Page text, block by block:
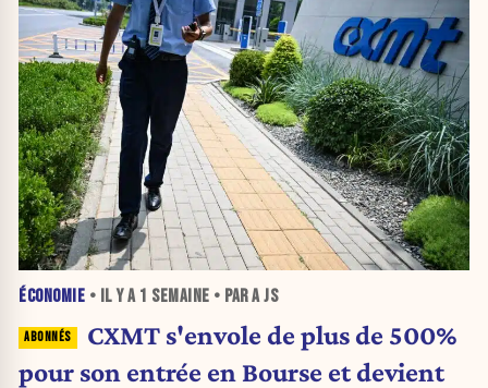
ÉCONOMIE • IL Y A 1 SEMAINE • PAR A JS
CXMT s'envole de plus de 500%
pour son entrée en Bourse et devient